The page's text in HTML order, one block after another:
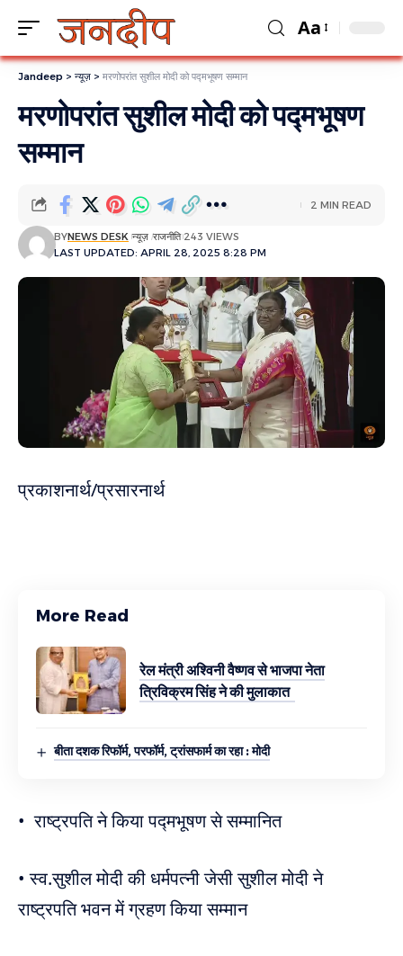
Aa
Jandeep > न्यूज़ > मरणोपरांत सुशील मोदी को पद्मभूषण सम्मान
मरणोपरांत सुशील मोदी को पद्मभूषण
सम्मान
LAST UPDATED: APRIL 28, 2025 8:28 PM
BYNEWS DESK न्यूज़ राजनीति 243 VIEWS
2 MIN READ
प्रकाशनार्थ/प्रसारनार्थ
More Read
रेल मंत्री अश्विनी वैष्णव से भाजपा नेता
त्रिविक्रम सिंह ने की मुलाकात
बीता दशक रिफॉर्म, परफॉर्म, ट्रांसफार्म का रहा : मोदी
• राष्ट्रपति ने किया पद्मभूषण से सम्मानित
• स्व.सुशील मोदी की धर्मपत्नी जेसी सुशील मोदी ने
राष्ट्रपति भवन में ग्रहण किया सम्मान